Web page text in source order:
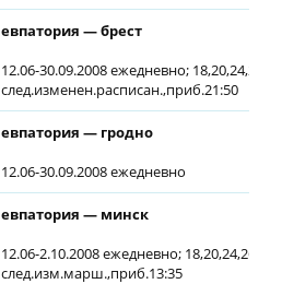
евпатория — брест
12.06-30.09.2008 ежедневно;
след.изменен.расписан.,приб.21:50
евпатория — гродно
12.06-30.09.2008 ежедневно
евпатория — минск
12.06-2.10.2008 ежедневно; 18,20,24,26.08,
след.изм.марш.,приб.13:35